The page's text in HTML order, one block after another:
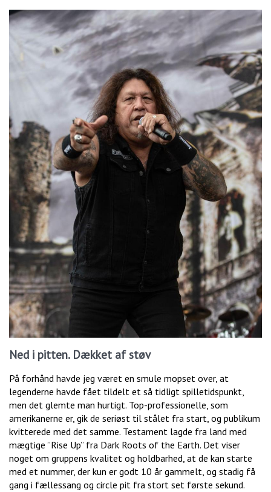
Ned i pitten. Dækket af støv
På forhånd havde jeg været en smule mopset over, at
legenderne havde fået tildelt et så tidligt spilletidspunkt,
men det glemte man hurtigt. Top-professionelle, som
amerikanerne er, gik de seriøst til stålet fra start, og publikum
kvitterede med det samme. Testament lagde fra land med
mægtige ”Rise Up” fra Dark Roots of the Earth. Det viser
noget om gruppens kvalitet og holdbarhed, at de kan starte
med et nummer, der kun er godt 10 år gammelt, og stadig få
gang i fællessang og circle pit fra stort set første sekund.